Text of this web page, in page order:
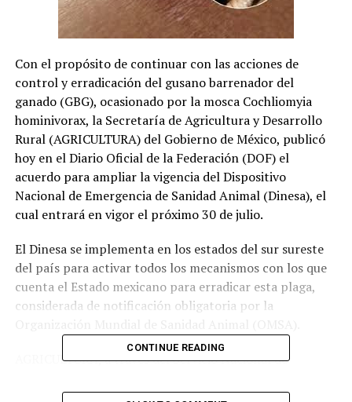
Con el propósito de continuar con las acciones de
control y erradicación del gusano barrenador del
ganado (GBG), ocasionado por la mosca Cochliomyia
hominivorax, la Secretaría de Agricultura y Desarrollo
Rural (AGRICULTURA) del Gobierno de México, publicó
hoy en el Diario Oficial de la Federación (DOF) el
acuerdo para ampliar la vigencia del Dispositivo
Nacional de Emergencia de Sanidad Animal (Dinesa), el
cual entrará en vigor el próximo 30 de julio.
El Dinesa se implementa en los estados del sur sureste
del país para activar todos los mecanismos con los que
cuenta el Estado mexicano para erradicar esta plaga,
considerada de notificación obligatoria por la
AGRICULTURA, a través del Servicio Nacional de
activa, integra y opera el Dinesa conforme a lo
CONTINUE READING